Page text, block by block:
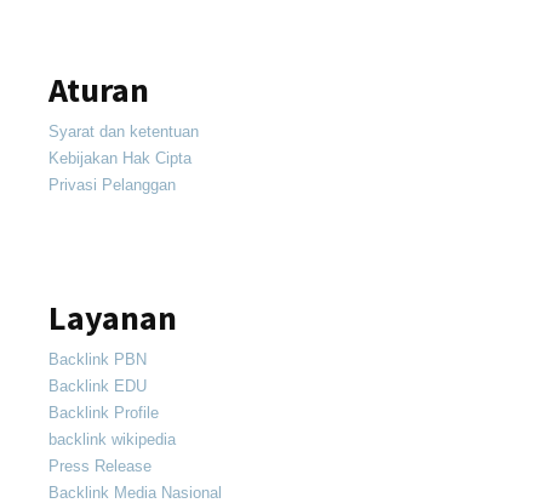
Aturan
Syarat dan ketentuan
Kebijakan Hak Cipta
Privasi Pelanggan
Layanan
Backlink PBN
Backlink EDU
Backlink Profile
backlink wikipedia
Press Release
Backlink Media Nasional